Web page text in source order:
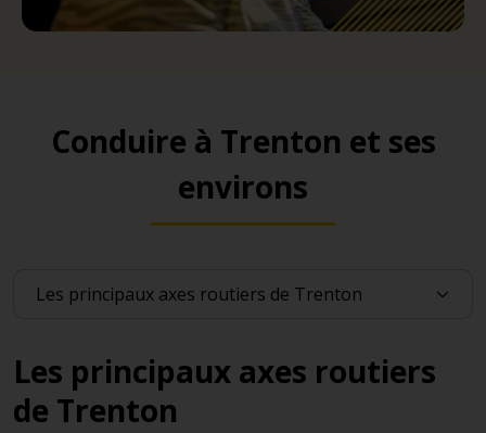
Conduire à Trenton et ses
environs
Les principaux axes routiers
de Trenton